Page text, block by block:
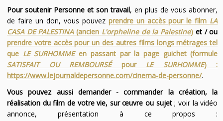
Pour soutenir Personne et son travail, en plus de vous abonner,
de faire un don, vous pouvez prendre un accès pour le film LA
CASA DE PALESTINA(ancien L'orpheline de la Palestine) et / ou
prendre votre accès pour un des autres films longs métrages tel
que LE SURHOMMEen passant par la page guichet (formule
SATISFAIT OU REMBOURSÉpour LE SURHOMME) :
https://www.lejournaldepersonne.com/cinema-de-personne/.
Vous pouvez aussi demander - commander la création, la
réalisation du film de votre vie, sur œuvre ou sujet; voir la vidéo
annonce, présentation à ce propos :